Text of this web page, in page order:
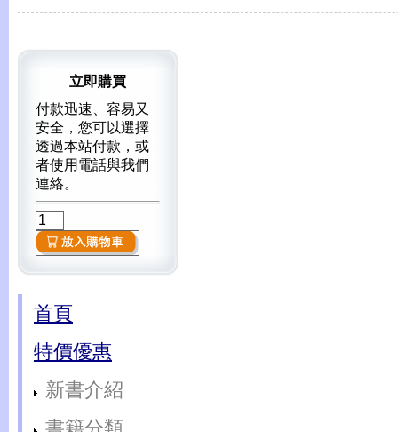
立即購買
付款迅速、容易又
安全，您可以選擇
透過本站付款，或
者使用電話與我們
連絡。
首頁
特價優惠
新書介紹